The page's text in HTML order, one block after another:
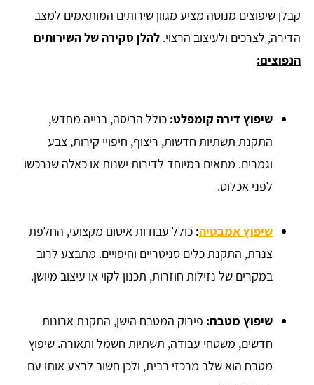
קבלן שיפוצים מנוסה מציע מגוון שירותים המותאמים למצב
הדירה, לצרכים ולעיצוב הרצוי. להלן סקירה של השירותים
הנפוצים:
שיפוץ דירה קומפלט: כולל הריסה, בנייה מחדש,
התקנת תשתיות חדשות, ריצוף, חיפויי קירות, צבע
וגמרים. מתאים במיוחד לדירות ישנות או כאלה שנרכשו
לפני אכלוס.
שיפוץ אמבטיה: כולל עבודות איטום מקצועי, החלפת
צנרת, התקנת כלים סניטריים וחיפויים. מתבצע לרוב
במקרים של נזילות חוזרות, תכנון לקוי או עיצוב מיושן.
שיפוץ מטבח: פירוק המטבח הישן, התקנת ארונות
חדשים, משטחי עבודה, תשתיות חשמל ותאורה. שיפוץ
מטבח הוא שלב מרכזי בבית, ולכן חשוב לבצע אותו עם